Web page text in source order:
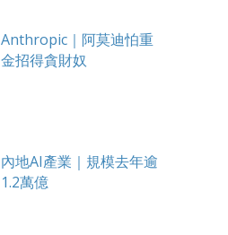
Anthropic｜阿莫迪怕重
金招得貪財奴
內地AI產業｜規模去年逾
1.2萬億